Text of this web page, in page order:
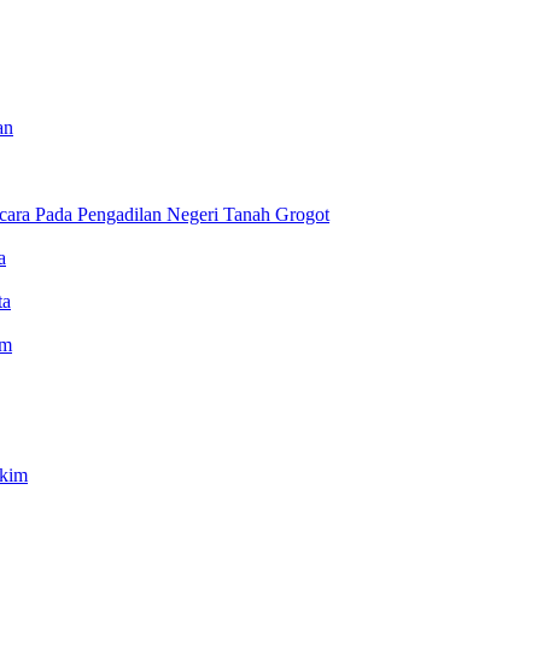
Pada Pengadilan Negeri Tanah Grogot